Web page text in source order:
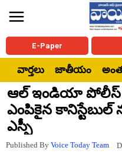
E-Paper
వార్తలు జాతీయం
ఆల్ ఇండియా పోలీస్
ఎంపికైన కానిస్టేబుల్
ఎస్పీ
Published By Voice Today Team